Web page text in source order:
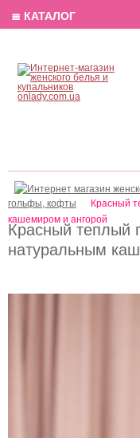
Красный теплый
натуральным
гольфы, кофты
Красный
кашемиром и ангорой
≣ КАТАЛОГ